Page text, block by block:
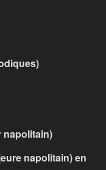
napolitain)
napolitain) en